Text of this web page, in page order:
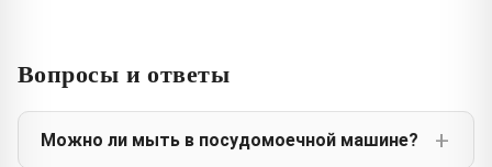
Вопросы и ответы
Можно ли мыть в посудомоечной машине?